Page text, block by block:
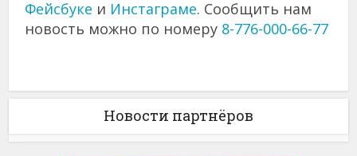
Фейсбуке и Инстаграме. Сообщить нам
новость можно по номеру 8-776-000-66-77
Новости партнёров